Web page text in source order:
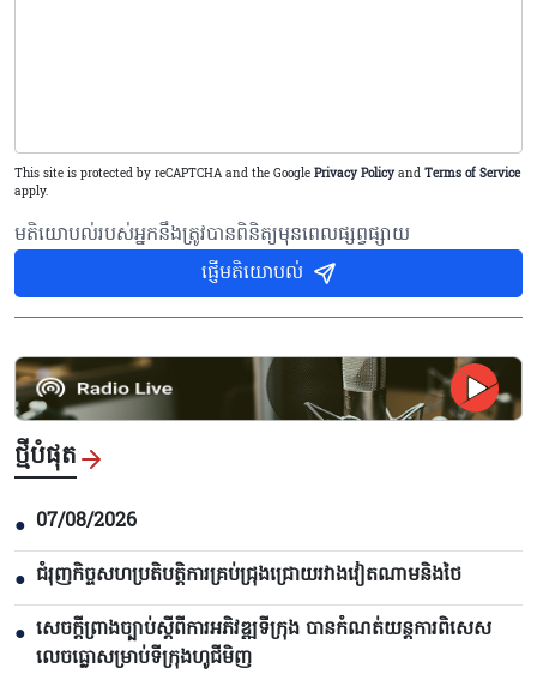
This site is protected by reCAPTCHA and the Google Privacy Policy and Terms of Service
apply.
មតិយោបល់របស់អ្នកនឹងត្រូវបានពិនិត្យមុនពេលផ្សព្វផ្សាយ
ផ្ញើមតិយោបល់
ថ្មីបំផុត
● 07/08/2026
● ជំរុញកិច្ចសហប្រតិបត្តិការគ្រប់ជ្រុងជ្រោយរវាងវៀតណាមនិងថៃ
● សេចក្តីព្រាងច្បាប់ស្តីពីការអភិវឌ្ឍទីក្រុង បាន​កំណត់យន្តការពិសេស
លេចធ្លោសម្រាប់ទីក្រុងហូជីមិញ